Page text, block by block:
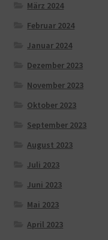
März 2024
Februar 2024
Januar 2024
Dezember 2023
November 2023
Oktober 2023
September 2023
August 2023
Juli 2023
Juni 2023
Mai 2023
April 2023